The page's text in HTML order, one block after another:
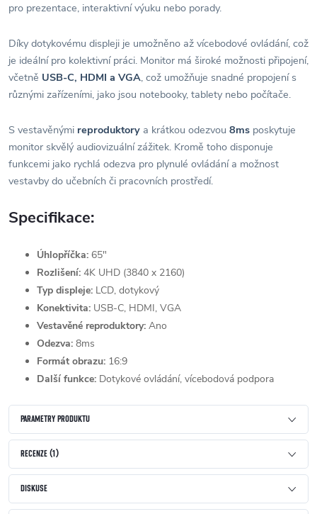
pro prezentace, interaktivní výuku nebo porady.
Díky dotykovému displeji je umožněno až vícebodové ovládání, což
je ideální pro kolektivní práci. Monitor má široké možnosti připojení,
včetně USB-C, HDMI a VGA, což umožňuje snadné propojení s
různými zařízeními, jako jsou notebooky, tablety nebo počítače.
S vestavěnými reproduktory a krátkou odezvou 8ms poskytuje
monitor skvělý audiovizuální zážitek. Kromě toho disponuje
funkcemi jako rychlá odezva pro plynulé ovládání a možnost
vestavby do učebních či pracovních prostředí.
Specifikace:
Úhlopříčka: 65"
Rozlišení: 4K UHD (3840 x 2160)
Typ displeje: LCD, dotykový
Konektivita: USB-C, HDMI, VGA
Vestavěné reproduktory: Ano
Odezva: 8ms
Formát obrazu: 16:9
Další funkce: Dotykové ovládání, vícebodová podpora
PARAMETRY PRODUKTU
RECENZE (1)
DISKUSE